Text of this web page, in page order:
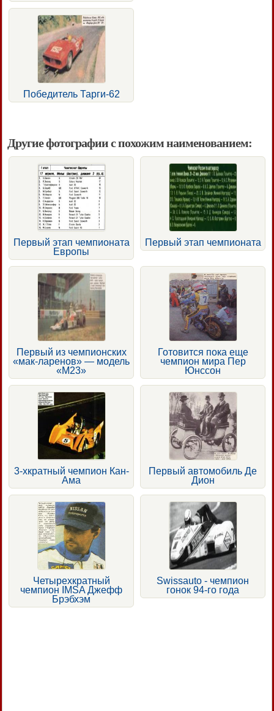
Победитель Тарги-62
Другие фотографии с похожим наименованием:
Первый этап чемпионата
Европы
Первый этап чемпионата
Первый из чемпионских
«мак-ларенов» — модель
«М23»
Готовится пока еще
чемпион мира Пер
Юнссон
3-хкратный чемпион Кан-
Ама
Первый автомобиль Де
Дион
Четырехкратный
чемпион IMSA Джефф
Брэбхэм
Swissauto - чемпион
гонок 94-го года